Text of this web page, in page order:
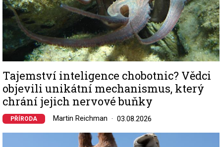
Tajemství inteligence chobotnic? Vědci
objevili unikátní mechanismus, který
chrání jejich nervové buňky
PŘÍRODA Martin Reichman 03.08.2026